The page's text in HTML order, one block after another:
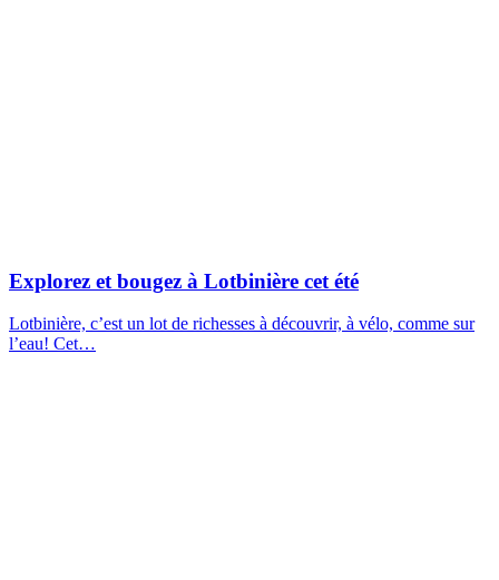
Explorez et bougez à Lotbinière cet été
Lotbinière, c’est un lot de richesses à découvrir, à vélo, comme sur
l’eau! Cet…